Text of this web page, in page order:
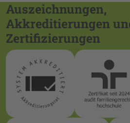
Auszeichnungen,
Akkreditierungen
Zertifizierungen